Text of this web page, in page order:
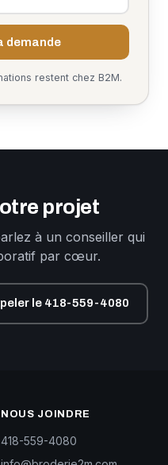
demande
restent chez B2M.
projet
à un conseiller qui
par cœur.
le 418-559-4080
NOUS JOINDRE
418-559-4080